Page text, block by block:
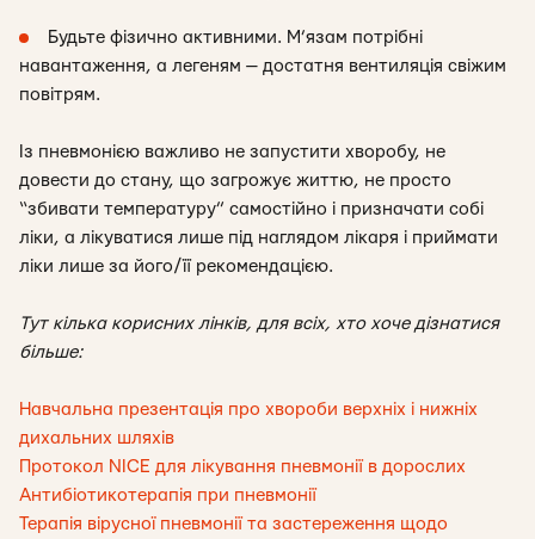
Будьте фізично активними. М’язам потрібні
навантаження, а легеням — достатня вентиляція свіжим
повітрям.
Із пневмонією важливо не запустити хворобу, не
довести до стану, що загрожує життю, не просто
“збивати температуру” самостійно і призначати собі
ліки, а лікуватися лише під наглядом лікаря і приймати
ліки лише за його/її рекомендацією.
Тут кілька корисних лінків, для всіх, хто хоче дізнатися
більше:
Навчальна презентація про хвороби верхніх і нижніх
дихальних шляхів
Протокол NICE для лікування пневмонії в дорослих
Антибіотикотерапія при пневмонії
Терапія вірусної пневмонії та застереження щодо